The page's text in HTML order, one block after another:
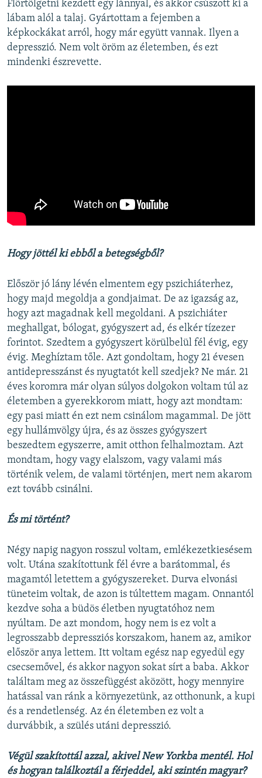
Flörtölgetni kezdett egy lánnyal, és akkor csúszott ki a
lábam alól a talaj. Gyártottam a fejemben a
képkockákat arról, hogy már együtt vannak. Ilyen a
depresszió. Nem volt öröm az életemben, és ezt
mindenki észrevette.
Hogy jöttél ki ebből a betegségből?
Először jó lány lévén elmentem egy pszichiáterhez,
hogy majd megoldja a gondjaimat. De az igazság az,
hogy azt magadnak kell megoldani. A pszichiáter
meghallgat, bólogat, gyógyszert ad, és elkér tízezer
forintot. Szedtem a gyógyszert körülbelül fél évig, egy
évig. Meghíztam tőle. Azt gondoltam, hogy 21 évesen
antidepresszánst és nyugtatót kell szedjek? Ne már. 21
éves koromra már olyan súlyos dolgokon voltam túl az
életemben a gyerekkorom miatt, hogy azt mondtam:
egy pasi miatt én ezt nem csinálom magammal. De jött
egy hullámvölgy újra, és az összes gyógyszert
beszedtem egyszerre, amit otthon felhalmoztam. Azt
mondtam, hogy vagy elalszom, vagy valami más
történik velem, de valami történjen, mert nem akarom
ezt tovább csinálni.
És mi történt?
Négy napig nagyon rosszul voltam, emlékezetkiesésem
volt. Utána szakítottunk fél évre a barátommal, és
magamtól letettem a gyógyszereket. Durva elvonási
tüneteim voltak, de azon is túltettem magam. Onnantól
kezdve soha a büdös életben nyugtatóhoz nem
nyúltam. De azt mondom, hogy nem is ez volt a
legrosszabb depressziós korszakom, hanem az, amikor
először anya lettem. Itt voltam egész nap egyedül egy
csecsemővel, és akkor nagyon sokat sírt a baba. Akkor
találtam meg az összefüggést aközött, hogy mennyire
hatással van ránk a környezetünk, az otthonunk, a kupi
és a rendetlenség. Az én életemben ez volt a
durvábbik, a szülés utáni depresszió.
Végül szakítottál azzal, akivel New Yorkba mentél. Hol
és hogyan találkoztál a férjeddel, aki szintén magyar?